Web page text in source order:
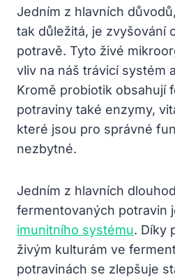
Jedním z hlavních
tak důležitá, je zvyšování
potravě. Tyto živé
vliv na náš trávicí systém
Kromě probiotik obsahují
potraviny také enzymy,
které jsou pro správné
nezbytné.
Jedním z hlavních
fermentovaných potravin
imunitního systému. Díky
živým kulturám ve
potravinách se zlepšuje